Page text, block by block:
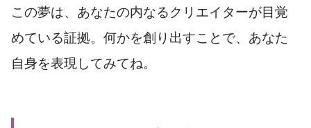
この夢は、あなたの内なるクリエイターが目覚
めている証拠。何かを創り出すことで、あなた
自身を表現してみてね。